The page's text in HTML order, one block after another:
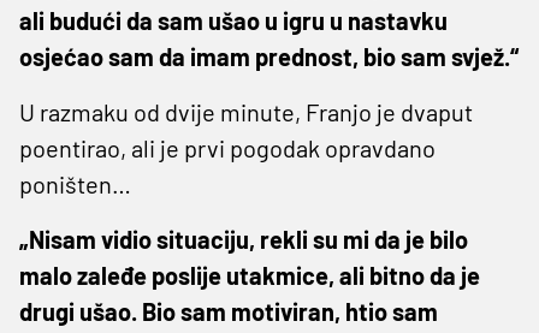
ali budući da sam ušao u igru u nastavku
osjećao sam da imam prednost, bio sam svjež.“
U razmaku od dvije minute, Franjo je dvaput
poentirao, ali je prvi pogodak opravdano
poništen…
„Nisam vidio situaciju, rekli su mi da je bilo
malo zaleđe poslije utakmice, ali bitno da je
drugi ušao. Bio sam motiviran, htio sam